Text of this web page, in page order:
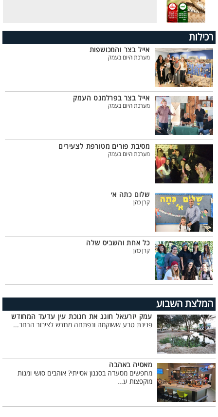
רכילות
אייל בצר והמכושפות
מערכת היום בעמק
אייל בצר בפרלמנט העמק
מערכת היום בעמק
מסיבת פורים מטורפת לצעירים
מערכת היום בעמק
שלום כתה א׳
קרן כהן
כל אחת והשביס שלה
קרן כהן
המלצת השבוע
עמק יזרעאל חוגג את חנוכת עין עדעד המחודש
פנינת טבע ששוקמה ונפתחה מחדש לציבור הרחב...
מאסיה באהבה
מחפשים מסעדה בסגנון אסייתי? אוהבים סושי ומנות
מוקפצות ע...